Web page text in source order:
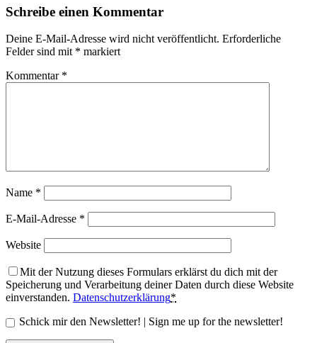
Schreibe einen Kommentar
Deine E-Mail-Adresse wird nicht veröffentlicht. Erforderliche
Felder sind mit * markiert
Kommentar *
Name *
E-Mail-Adresse *
Website
Mit der Nutzung dieses Formulars erklärst du dich mit der
Speicherung und Verarbeitung deiner Daten durch diese Website
einverstanden. Datenschutzerklärung*
Schick mir den Newsletter! | Sign me up for the newsletter!